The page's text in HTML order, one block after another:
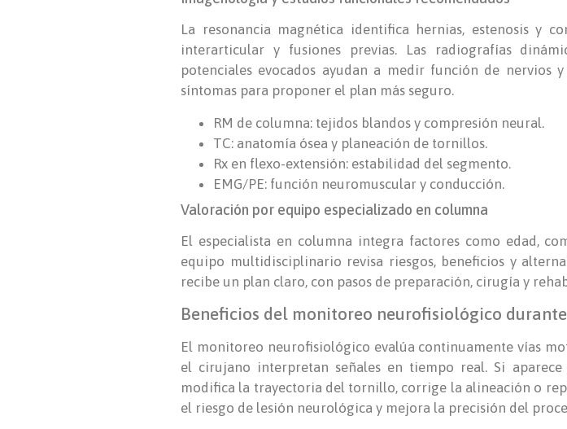
La resonancia magnética identifica hernias, estenosis y
interarticular y fusiones previas. Las radiografías
potenciales evocados ayudan a medir función de nervios
síntomas para proponer el plan más seguro.
RM de columna: tejidos blandos y compresión neural.
TC: anatomía ósea y planeación de tornillos.
Rx en flexo-extensión: estabilidad del segmento.
EMG/PE: función neuromuscular y conducción.
Valoración por equipo especializado en columna
El especialista en columna integra factores como edad,
equipo multidisciplinario revisa riesgos, beneficios y
recibe un plan claro, con pasos de preparación, cirugía y
Beneficios del monitoreo neurofisiológico
El monitoreo neurofisiológico evalúa continuamente vías
el cirujano interpretan señales en tiempo real. Si
modifica la trayectoria del tornillo, corrige la alineación o
el riesgo de lesión neurológica y mejora la precisión del